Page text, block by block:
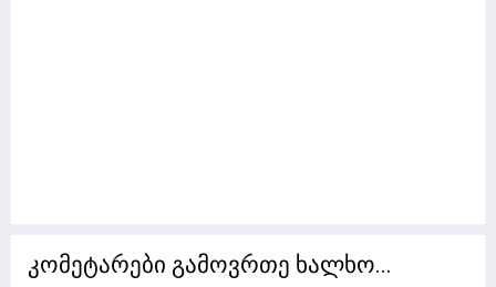
კომეტარები გამოვრთე ხალხო...